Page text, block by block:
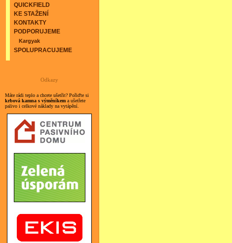
QUICKFIELD
KE STAŽENÍ
KONTAKTY
PODPORUJEME
Kargyak
SPOLUPRACUJEME
Odkazy
Máte rádi teplo a chcete ušetřit? Pořiďte si
krbová kamna s výměníkem a ušetřete
palivo i celkové náklady na vytápění.